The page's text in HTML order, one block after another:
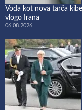
Voda kot nova tarča
vlogo Irana
06.08.2026